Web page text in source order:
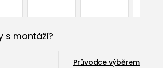
s montáží?
Průvodce výběrem